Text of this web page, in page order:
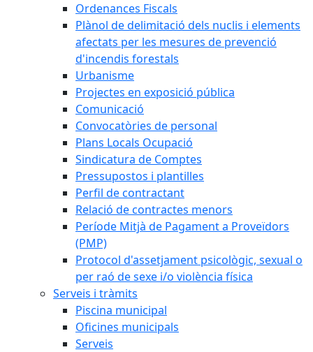
Ordenances Fiscals
Plànol de delimitació dels nuclis i elements
afectats per les mesures de prevenció
d'incendis forestals
Urbanisme
Projectes en exposició pública
Comunicació
Convocatòries de personal
Plans Locals Ocupació
Sindicatura de Comptes
Pressupostos i plantilles
Perfil de contractant
Relació de contractes menors
Període Mitjà de Pagament a Proveïdors
(PMP)
Protocol d'assetjament psicològic, sexual o
per raó de sexe i/o violència física
Serveis i tràmits
Piscina municipal
Oficines municipals
Serveis